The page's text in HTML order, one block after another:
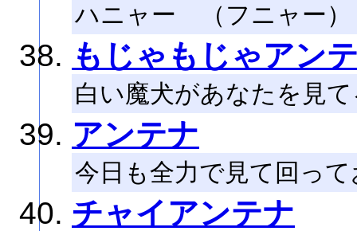
ハニャー （フニャー）
もじゃもじゃアン
白い魔犬があなたを見
アンテナ
今日も全力で見て回っ
チャイアンテナ